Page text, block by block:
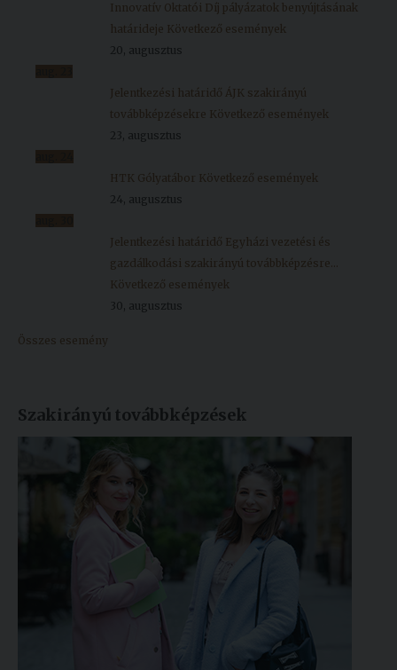
Innovatív Oktatói Díj pályázatok benyújtásának
határideje Következő események
20, augusztus
Jelentkezési határidő ÁJK szakirányú
továbbképzésekre Következő események
23, augusztus
HTK Gólyatábor Következő események
24, augusztus
Jelentkezési határidő Egyházi vezetési és
gazdálkodási szakirányú továbbképzésre...
Következő események
30, augusztus
Összes esemény
Szakirányú továbbképzések